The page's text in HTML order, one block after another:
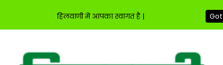
content
हिलवाणी में आपका स्वागत है |